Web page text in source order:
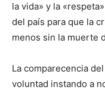
la vida» y la
del país para que la
menos sin la muerte
La comparecencia
voluntad ins­tando a